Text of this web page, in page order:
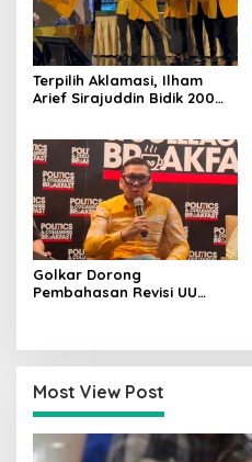
Terpilih Aklamasi, Ilham
Arief Sirajuddin Bidik 200
Golkar Dorong
Pembahasan Revisi UU
Most View Post